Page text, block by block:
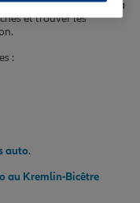
Nos agents sont à
et trouver les
:
auto.
au Kremlin-Bicêtre